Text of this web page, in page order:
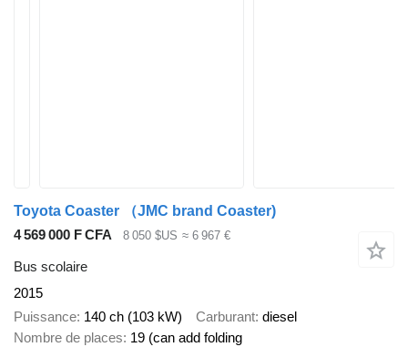
Toyota Coaster （JMC brand Coaster)
4 569 000 F CFA
8 050 $US ≈ 6 967 €
Bus scolaire
2015
Puissance 140 ch (103 kW) Carburant diesel
Nombre de places 19 (can add folding